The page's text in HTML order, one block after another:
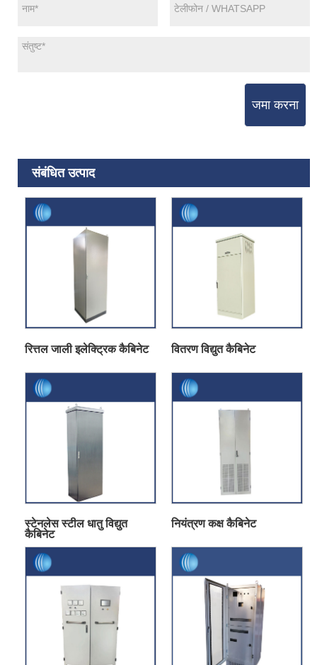
जमा करना
संबंधित उत्पाद
रित्तल जाली इलेक्ट्रिक कैबिनेट वितरण विद्युत कैबिनेट
स्टेनलेस स्टील धातु विद्युत
कैबिनेट
नियंत्रण कक्ष कैबिनेट